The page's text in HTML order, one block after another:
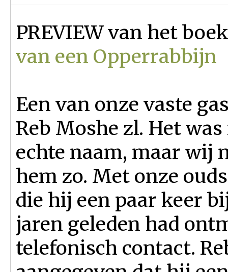
PREVIEW van het
van een Opperrabbijn
Een van onze vaste
Reb Moshe zl. Het
echte naam, maar wij
hem zo. Met onze
die hij een paar keer
jaren geleden had
telefonisch contact.